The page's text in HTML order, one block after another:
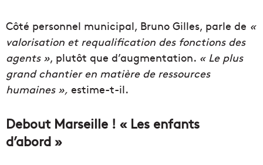
Côté personnel municipal, Bruno Gilles, parle de «
valorisation et requalification des fonctions des
agents », plutôt que d’augmentation. « Le plus
grand chantier en matière de ressources
humaines », estime-t-il.
Debout Marseille ! « Les enfants
d’abord »